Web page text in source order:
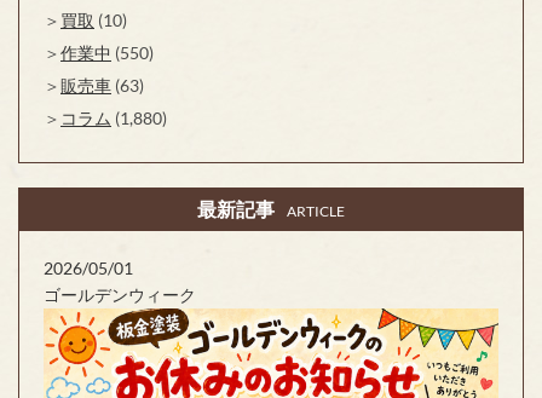
買取 (10)
作業中 (550)
販売車 (63)
コラム (1,880)
最新記事 ARTICLE
2026/05/01
ゴールデンウィーク